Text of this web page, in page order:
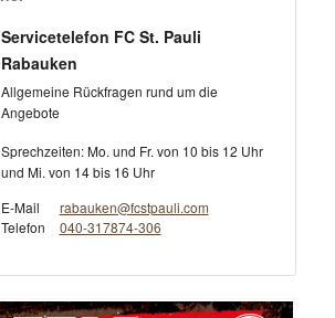
Servicetelefon FC St. Pauli
Rabauken
Allgemeine Rückfragen rund um die
Angebote
Sprechzeiten: Mo. und Fr. von 10 bis 12 Uhr
und Mi. von 14 bis 16 Uhr
E-Mail
rabauken@fcstpauli.com
Telefon
040-317874-306